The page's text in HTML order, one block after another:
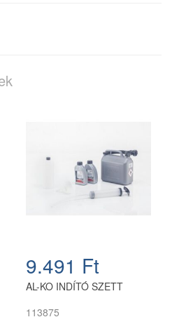
9.491 Ft
AL-KO INDÍTÓ SZETT
113875